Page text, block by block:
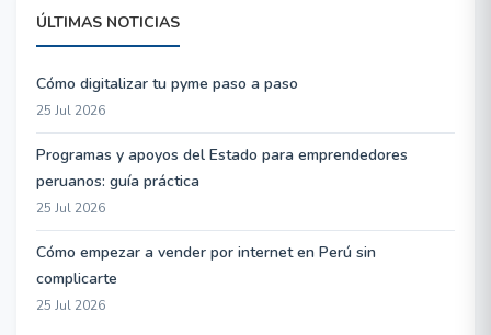
ÚLTIMAS NOTICIAS
Cómo digitalizar tu pyme paso a paso
25 Jul 2026
Programas y apoyos del Estado para emprendedores
peruanos: guía práctica
25 Jul 2026
Cómo empezar a vender por internet en Perú sin
complicarte
25 Jul 2026